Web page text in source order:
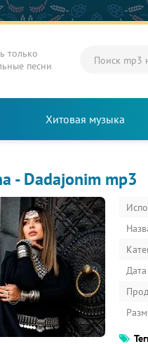
только
песни
Хитовая музыка
- Dadajonim mp3